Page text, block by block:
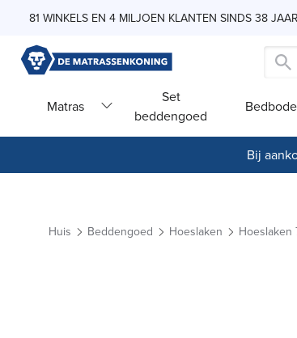
81 WINKELS EN 4 MILJOEN KLANTEN SINDS 38 JAAR
Matras
Set
beddengoed
Bij
Huis Beddengoed Hoeslaken Hoeslaken